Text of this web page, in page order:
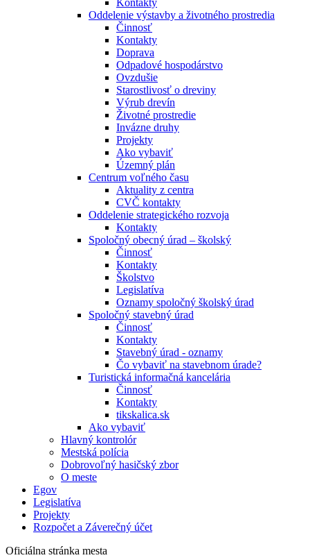
Kontakty
Oddelenie výstavby a životného prostredia
Činnosť
Kontakty
Doprava
Odpadové hospodárstvo
Ovzdušie
Starostlivosť o dreviny
Výrub drevín
Životné prostredie
Invázne druhy
Projekty
Ako vybaviť
Územný plán
Centrum voľného času
Aktuality z centra
CVČ kontakty
Oddelenie strategického rozvoja
Kontakty
Spoločný obecný úrad – školský
Činnosť
Kontakty
Školstvo
Legislatíva
Oznamy spoločný školský úrad
Spoločný stavebný úrad
Činnosť
Kontakty
Stavebný úrad - oznamy
Čo vybaviť na stavebnom úrade?
Turistická informačná kancelária
Činnosť
Kontakty
tikskalica.sk
Ako vybaviť
Hlavný kontrolór
Mestská polícia
Dobrovoľný hasičský zbor
O meste
Egov
Legislatíva
Projekty
Rozpočet a Záverečný účet
Oficiálna stránka mesta